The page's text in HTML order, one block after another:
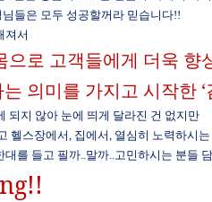
들은 모두 성공할꺼라 믿습니다!!
져서
으로 고객들에게 더욱 향
의미를 가지고 시작한
되지 않아 눈에 띄게 달라진 건 없지만
헬스장에서, 집에서, 열심히 노력하시
대를 들고 필까..말까..고민하시는 분들